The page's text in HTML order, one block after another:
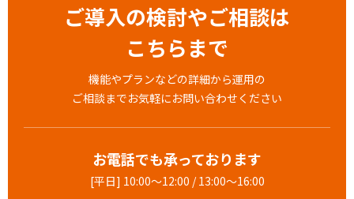
ご導入の検討やご相談は
こちらまで
機能やプランなどの詳細から運用の
ご相談までお気軽にお問い合わせください
お電話でも承っております
[平日] 10:00～12:00 / 13:00～16:00